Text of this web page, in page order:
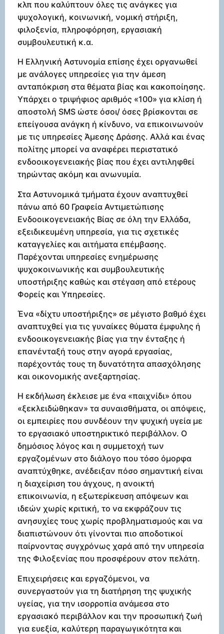
κλπ που καλύπτουν όλες τις ανάγκες για
ψυχολογική, κοινωνική, νομική στήριξη,
φιλοξενία, πληροφόρηση, εργασιακή
συμβουλευτική κ.α.
Η Ελληνική Αστυνομία επίσης έχει οργανωθεί
με ανάλογες υπηρεσίες για την άμεση
ανταπόκριση στα θέματα βίας και κακοποίησης.
Υπάρχει ο τριψήφιος αριθμός «100» για κλίση ή
αποστολή SMS ώστε όσοι/ όσες βρίσκονται σε
επείγουσα ανάγκη ή κίνδυνο, να επικοινωνούν
με τις υπηρεσίες Άμεσης Δράσης. Αλλά και ένας
πολίτης μπορεί να αναφέρει περιστατικό
ενδοοικογενειακής βίας που έχει αντιληφθεί
τηρώντας ακόμη και ανωνυμία.
Στα Αστυνομικά τμήματα έχουν αναπτυχθεί
πάνω από 60 Γραφεία Αντιμετώπισης
Ενδοοικογενειακής Βίας σε όλη την Ελλάδα,
εξειδικευμένη υπηρεσία, για τις σχετικές
καταγγελίες και αιτήματα επέμβασης.
Παρέχονται υπηρεσίες ενημέρωσης
ψυχοκοινωνικής και συμβουλευτικής
υποστήριξης καθώς και στέγαση από ετέρους
Φορείς και Υπηρεσίες.
Ένα «δίχτυ υποστήριξης» σε μέγιστο βαθμό έχει
αναπτυχθεί για τις γυναίκες θύματα έμφυλης ή
ενδοοικογενειακής βίας για την ένταξης ή
επανένταξή τους στην αγορά εργασίας,
παρέχοντάς τους τη δυνατότητα απασχόλησης
και οικονομικής ανεξαρτησίας.
Η εκδήλωση έκλεισε με ένα «παιχνίδι» όπου
«ξεκλειδώθηκαν» τα συναισθήματα, οι απόψεις,
οι εμπειρίες που συνδέουν την ψυχική υγεία με
το εργασιακό υποστηρικτικό περιβάλλον. Ο
δημόσιος λόγος και η συμμετοχή των
εργαζομένων στο διάλογο που τόσο όμορφα
αναπτύχθηκε, ανέδειξαν πόσο σημαντική είναι
η διαχείριση του άγχους, η ανοικτή
επικοινωνία, η εξωτερίκευση απόψεων και
ιδεών χωρίς κριτική, το να εκφράζουν τις
ανησυχίες τους χωρίς προβληματισμούς και να
διαπιστώνουν ότι γίνονται πιο αποδοτικοί
παίρνοντας συγχρόνως χαρά από την υπηρεσία
της Φιλοξενίας που προσφέρουν στον πελάτη.
Επιχειρήσεις και εργαζόμενοι, να
συνεργαστούν για τη διατήρηση της ψυχικής
υγείας, για την ισορροπία ανάμεσα στο
εργασιακό περιβάλλον και την προσωπική ζωή
για ευεξία, καλύτερη παραγωγικότητα και